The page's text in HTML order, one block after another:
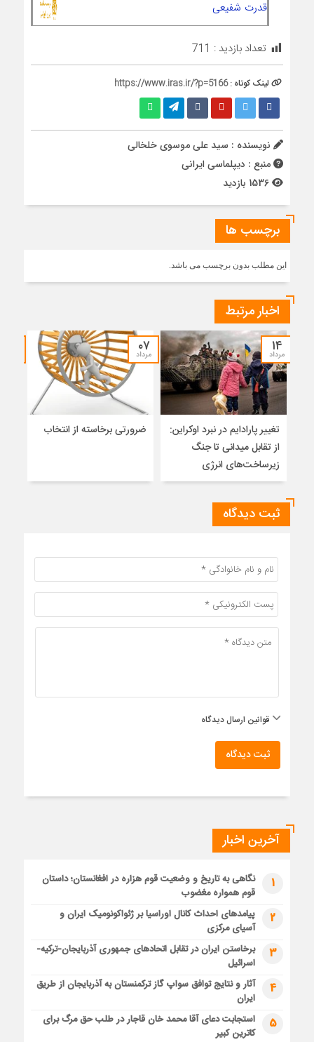
قدرت شفیعی
تعداد بازدید : 711
لینک کوتاه :https://www.iras.ir/?p=5166
نویسنده : سید علی موسوی خلخالی
منبع : دیپلماسی ایرانی
برچسب ها
این مطلب بدون برچسب می باشد.
اخبار مرتبط
۱۴
مرداد
تغییر پارادایم در نبرد اوکراین:
از تقابل میدانی تا جنگ
زیرساخت‌های انرژی
۰۷
مرداد
ضرورتی برخاسته از انتخاب
ثبت دیدگاه
قوانین ارسال دیدگاه
ثبت دیدگاه
آخرین اخبار
1
نگاهی به تاریخ و وضعیت قوم هزاره در افغانستان؛ داستان
قوم همواره مغضوب
2
پیامدهای احداث کانال اوراسیا بر ژئواکونومیک ایران و
آسیای مرکزی
3
برخاستن ایران در تقابل اتحادهای جمهوری آذربایجان-ترکیه-
اسرائیل
4
آثار و نتایج توافق سواپ گاز ترکمنستان به آذربایجان از طریق
ایران
5
استجابت دعای آقا محمد خان قاجار در طلب حق مرگ برای
کاترین کبیر